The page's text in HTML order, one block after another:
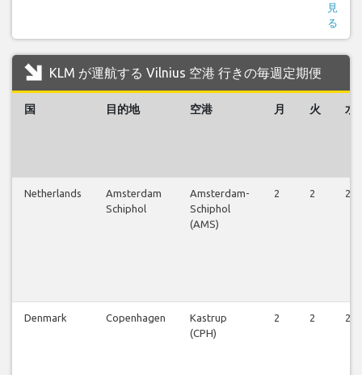
見
る
KLM が運航する Vilnius 空港 行きの毎週定期便
国 目的地 空港 月 火 水
Netherlands
Amsterdam
Schiphol
Amsterdam-
Schiphol
(AMS)
2 2 2
Denmark Copenhagen
Kastrup
(CPH)
2 2 2